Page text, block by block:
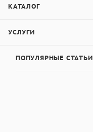
КАТАЛОГ
УСЛУГИ
ПОПУЛЯРНЫЕ СТАТЬИ